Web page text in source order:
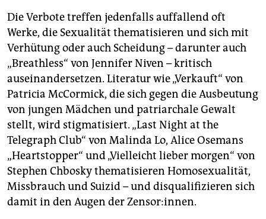
Die Verbote treffen jedenfalls auffallend oft
Werke, die Sexualität thematisieren und sich mit
Verhütung oder auch Scheidung – darunter auch
„Breathless“ von Jennifer Niven – kritisch
auseinandersetzen. Literatur wie „Verkauft“ von
Patricia McCormick, die sich gegen die Ausbeutung
von jungen Mädchen und patriarchale Gewalt
stellt, wird stigmatisiert. „Last Night at the
Telegraph Club“ von Malinda Lo, Alice Osemans
„Heartstopper“ und „Vielleicht lieber morgen“ von
Stephen Chbosky thematisieren Homosexualität,
Missbrauch und Suizid – und disqualifizieren sich
damit in den Augen der Zensor:innen.